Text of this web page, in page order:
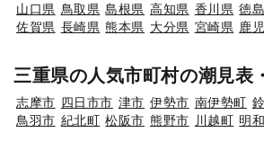
山口県 鳥取県 島根県 高知県 香川県 徳
佐賀県 長崎県 熊本県 大分県 宮崎県 鹿
三重県の人気市町村の潮見表
志摩市 四日市市 津市 伊勢市 南伊勢町
鳥羽市 紀北町 松阪市 熊野市 川越町 明